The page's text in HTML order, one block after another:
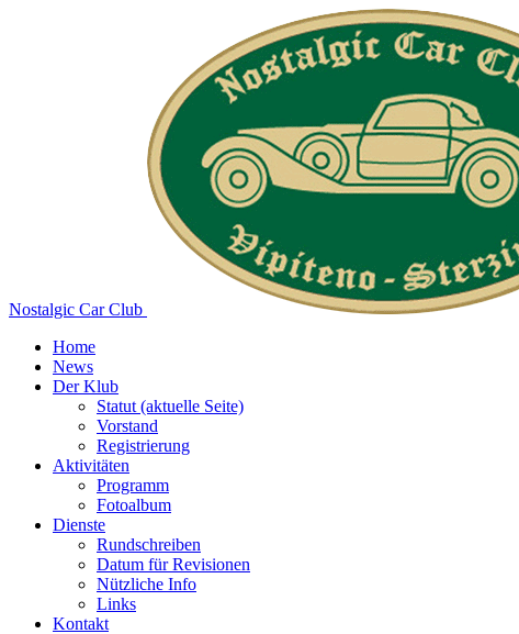
Nostalgic Car Club
Home
News
Der Klub
Statut (aktuelle Seite)
Vorstand
Registrierung
Aktivitäten
Programm
Fotoalbum
Dienste
Rundschreiben
Datum für Revisionen
Nützliche Info
Links
Kontakt